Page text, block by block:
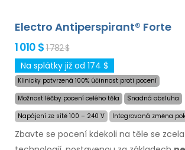
Electro Antiperspirant® Forte
1 010 $ 1 782 $
Na splátky již od 174 $
Klinicky potvrzená 100% účinnost proti pocení
Možnost léčby pocení celého těla
Snadná obsluha
Napájení ze sítě 100 – 240 V
Integrovaná změna
Zbavte se pocení kdekoli na těle se